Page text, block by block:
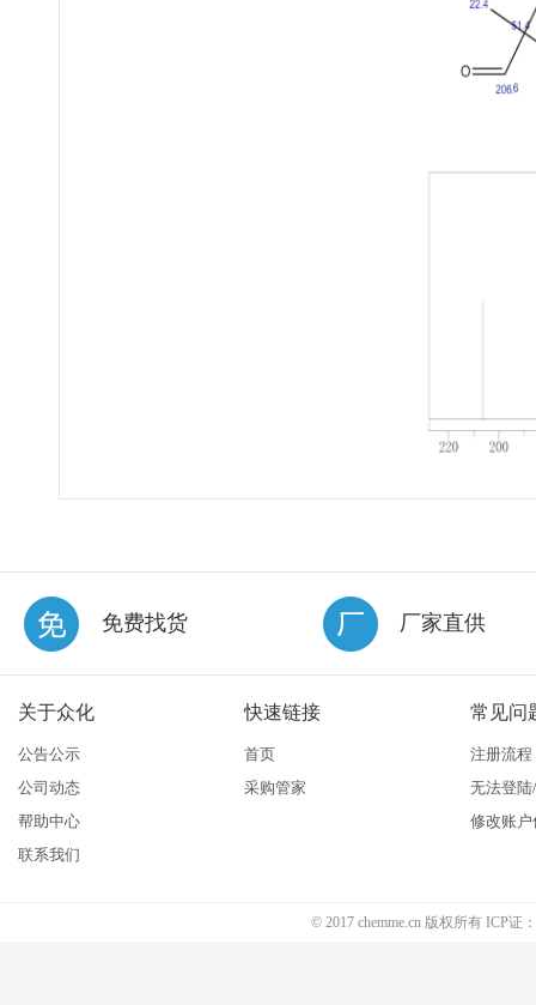
免费找货 厂家直供
关于众化
公告公示
公司动态
帮助中心
联系我们
快速链接
首页
采购管家
常见问
注册流程
无法登
修改账户
© 2017 chemme.cn 版权所有 ICP证：